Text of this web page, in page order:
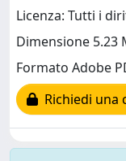
Licenza: Tutti i
Dimensione 5.23
Formato Adobe
Richiedi una